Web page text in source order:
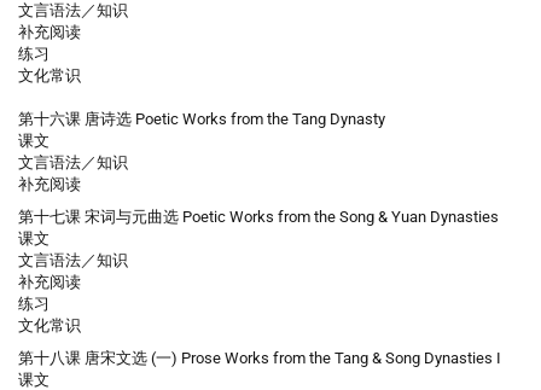
文言语法／知识
补充阅读
练习
文化常识
第十六课 唐诗选 Poetic Works from the Tang Dynasty
课文
文言语法／知识
补充阅读
第十七课 宋词与元曲选 Poetic Works from the Song & Yuan Dynasties
课文
文言语法／知识
补充阅读
练习
文化常识
第十八课 唐宋文选 (一) Prose Works from the Tang & Song Dynasties I
课文